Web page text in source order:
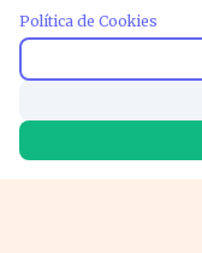
Política de Cookies